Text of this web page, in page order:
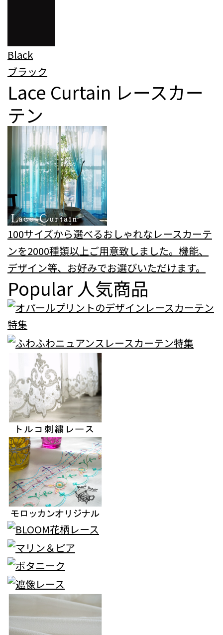
Black
ブラック
Lace Curtain レースカー
テン
100サイズから選べるおしゃれなレースカーテ
ンを2000種類以上ご用意致しました。機能、
デザイン等、お好みでお選びいただけます。
Popular 人気商品